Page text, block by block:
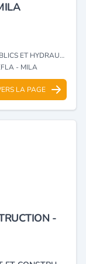
ET HYDRAULIQUES
- MILA
LA PAGE
-